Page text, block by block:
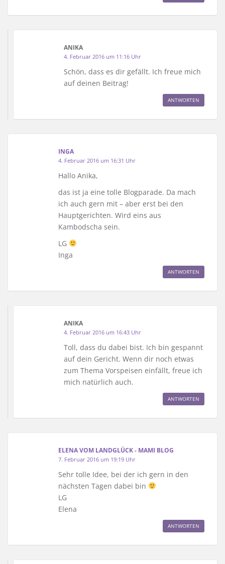
ANIKA
4. Februar 2016 um 11:16 Uhr
Schön, dass es dir gefällt. Ich freue mich
auf deinen Beitrag!
ANTWORTEN
INGA
4. Februar 2016 um 16:31 Uhr
Hallo Anika,
das ist ja eine tolle Blogparade. Da mach
ich auch gern mit – aber erst bei den
Hauptgerichten. Wird eins aus
Kambodscha sein.
LG
Inga
ANTWORTEN
ANIKA
4. Februar 2016 um 16:43 Uhr
Toll, dass du dabei bist. Ich bin gespannt
auf dein Gericht. Wenn dir noch etwas
zum Thema Vorspeisen einfällt, freue ich
mich natürlich auch.
ANTWORTEN
ELENA VOM LANDGLÜCK - MAMI BLOG
7. Februar 2016 um 19:19 Uhr
Sehr tolle Idee, bei der ich gern in den
nächsten Tagen dabei bin
LG
Elena
ANTWORTEN